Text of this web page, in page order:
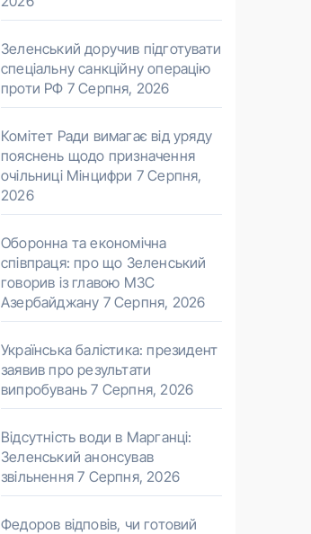
Зеленський доручив підготувати
спеціальну санкційну операцію
проти РФ 7 Серпня, 2026
Комітет Ради вимагає від уряду
пояснень щодо призначення
очільниці Мінцифри 7 Серпня,
2026
Оборонна та економічна
співпраця: про що Зеленський
говорив із главою МЗС
Азербайджану 7 Серпня, 2026
Українська балістика: президент
заявив про результати
випробувань 7 Серпня, 2026
Відсутність води в Марганці:
Зеленський анонсував
звільнення 7 Серпня, 2026
Федоров відповів, чи готовий